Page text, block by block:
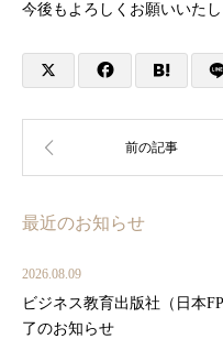
今後もよろしくお願いいたし
最近のお知らせ
2026.08.09
ビジネス教育出版社（日本
了のお知らせ